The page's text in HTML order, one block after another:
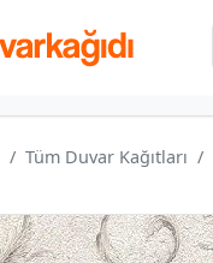
Tüm Duvar Kağıtları